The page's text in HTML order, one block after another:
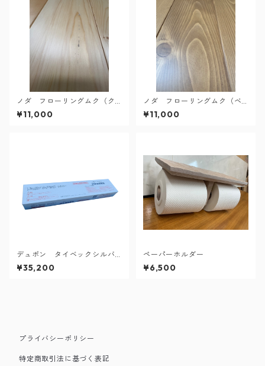
ノダ フローリングムク（ク
リア）
¥11,000
ノダ フローリングムク（ベ
ージュ）
¥11,000
デュポン タイベックシルバ
ー
¥35,200
ペーパーホルダー
¥6,500
プライバシーポリシー
特定商取引法に基づく表記